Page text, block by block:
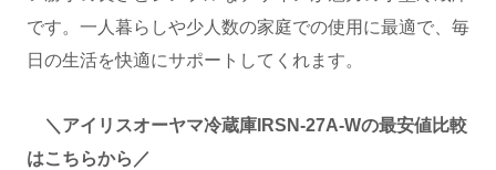
です。一人暮らしや少人数の家庭での使用に最適で、毎
日の生活を快適にサポートしてくれます。
＼アイリスオーヤマ冷蔵庫IRSN-27A-Wの最安値比較
はこちらから／